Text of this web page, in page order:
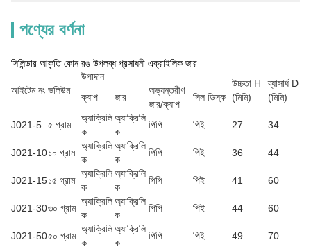
পণ্যের বর্ণনা
সিলিন্ডার আকৃতি কোন রঙ উপলব্ধ প্রসাধনী এক্রাইলিক জার
আইটেম নং ভলিউম
উপাদান
উচ্চতা H
(মিমি)
ব্যাসার্ধ D
(মিমি)
ক্যাপ জার
অভ্যন্তরীণ
জার/ক্যাপ
সিল ডিস্ক
J021-5 ৫ গ্রাম
অ্যাক্রিলি
ক
অ্যাক্রিলি
ক
পিপি পিই 27 34
J021-10১০ গ্রাম
অ্যাক্রিলি
ক
অ্যাক্রিলি
ক
পিপি পিই 36 44
J021-15১৫ গ্রাম
অ্যাক্রিলি
ক
অ্যাক্রিলি
ক
পিপি পিই 41 60
J021-30৩০ গ্রাম
অ্যাক্রিলি
ক
অ্যাক্রিলি
ক
পিপি পিই 44 60
J021-50৫০ গ্রাম
অ্যাক্রিলি
ক
অ্যাক্রিলি
ক
পিপি পিই 49
70